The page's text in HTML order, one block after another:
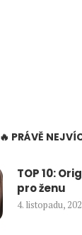
🔥 PRÁVĚ
TOP 10:
pro ženu
4. listopadu,